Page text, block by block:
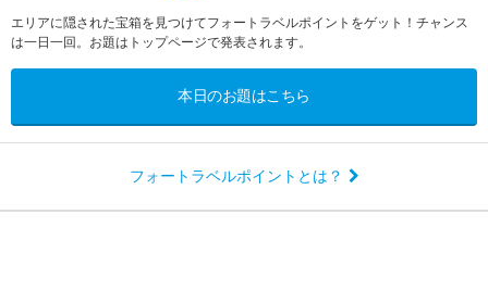
エリアに隠された宝箱を見つけてフォートラベルポイントをゲット！チャンス
は一日一回。お題はトップページで発表されます。
本日のお題はこちら
フォートラベルポイントとは？